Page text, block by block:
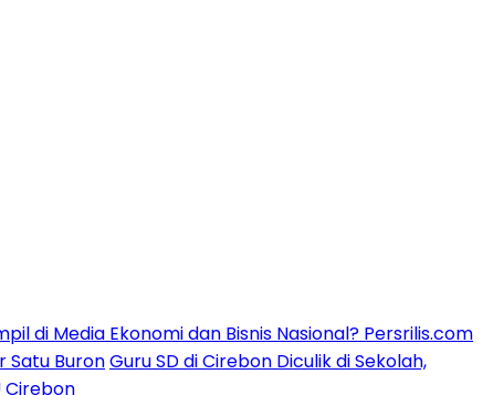
di Media Ekonomi dan Bisnis Nasional? Persrilis.com
Satu BuronGuru SD di Cirebon Diculik di Sekolah,
Cirebon